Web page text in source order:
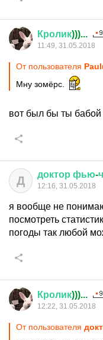
Кролик)))...
11:49, 31.05.2018
От пользователя
Мну зомёрс.
вот был бы ты бабой
Д доктор фью-
12:16, 31.05.2018
я вообще не
посмотреть
погоды так любой
Кролик)))...
12:22, 31.05.2018
От пользователя